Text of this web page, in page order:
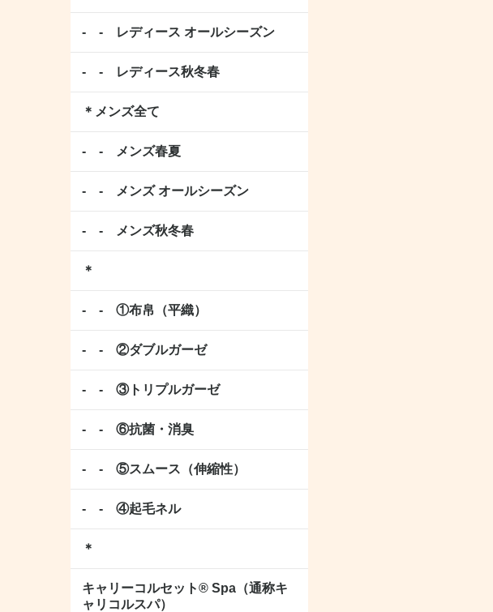
- - レディース オールシーズン
- - レディース秋冬春
＊メンズ全て
- - メンズ春夏
- - メンズ オールシーズン
- - メンズ秋冬春
＊
- - ①布帛（平織）
- - ②ダブルガーゼ
- - ③トリプルガーゼ
- - ⑥抗菌・消臭
- - ⑤スムース（伸縮性）
- - ④起毛ネル
＊
キャリーコルセット® Spa（通称キ
ャリコルスパ）